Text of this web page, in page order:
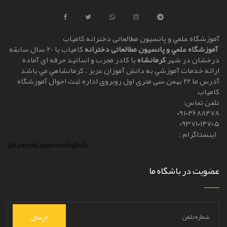
آموزشگاه علمي و پانسیون مطالعاتی دخترانه کامياب
آموزشگاه علمي و پانسیون مطالعاتی دخترانه کامياب با 20 سال سابقه
درخشان در شهرکرمانشاهبا کادر مجرب و اساتيد حرفه ای آماده
ارائه خدمات آموزشي به دانش آموزان عزيز . کرمانشاهي مي باشد
آدرس ما ۲۲ بهمن سی متری اول روبروی اداره ثبت احوال آموزشگاه
کامیاب
تلفن تماس:
۰۹۱۰۴۶۸۸۴۷۸
۰۹۳۷۱۰۱۴۷۰۵
اینستاگرام :
@kamyab.amoozeshghah
عضویت در باشگاه ما
ارسال